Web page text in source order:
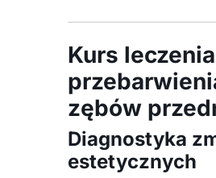
Kurs
zębów
Diagnostyka
estetycznych